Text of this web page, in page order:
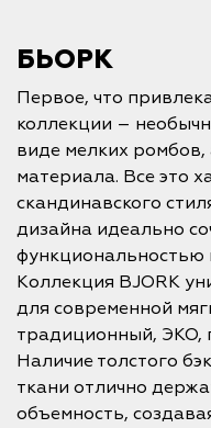
БЬОРК
Первое, что
коллекции –
виде мелких ромбов,
материала. Все это
скандинавского
дизайна идеально
функциональностью
Коллекция BJORK
для современной
традиционный, ЭКО,
Наличие толстого
ткани отлично
объемность,